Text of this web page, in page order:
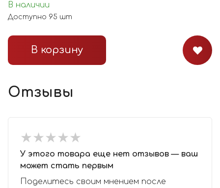
В наличии
Доступно 95 шт
В корзину
Отзывы
★★★★★
★★★★★
У этого товара еще нет отзывов — ваш
может стать первым
Поделитесь своим мнением после